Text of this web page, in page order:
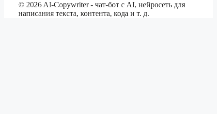
© 2026 AI-Copywriter - чат-бот с AI, нейросеть для
написания текста, контента, кода и т. д.